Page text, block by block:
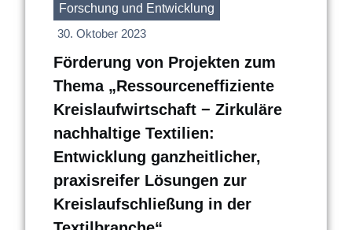
Forschung und Entwicklung
30. Oktober 2023
Förderung von Projekten zum
Thema „Ressourceneffiziente
Kreislaufwirtschaft − Zirkuläre
nachhaltige Textilien:
Entwicklung ganzheitlicher,
praxisreifer Lösungen zur
Kreislaufschließung in der